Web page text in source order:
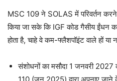
MSC 109 ने SOLAS में परिवर्तन करने
किया जा सके कि IGF कोड गैसीय ईंधन
होता है, चाहे वे कम-फ्लैशपॉइंट वाले हों या
संशोधनों का मसौदा 1 जनवरी 2027